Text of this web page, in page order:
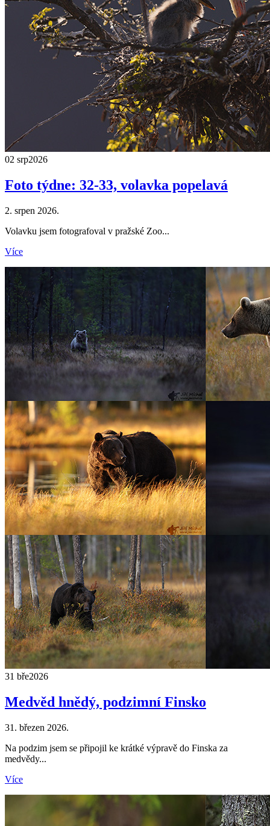
02 srp2026
Foto týdne: 32-33, volavka popelavá
2. srpen 2026.
Volavku jsem fotografoval v pražské Zoo...
Více
31 bře2026
Medvěd hnědý, podzimní Finsko
31. březen 2026.
Na podzim jsem se připojil ke krátké výpravě do Finska za
medvědy...
Více